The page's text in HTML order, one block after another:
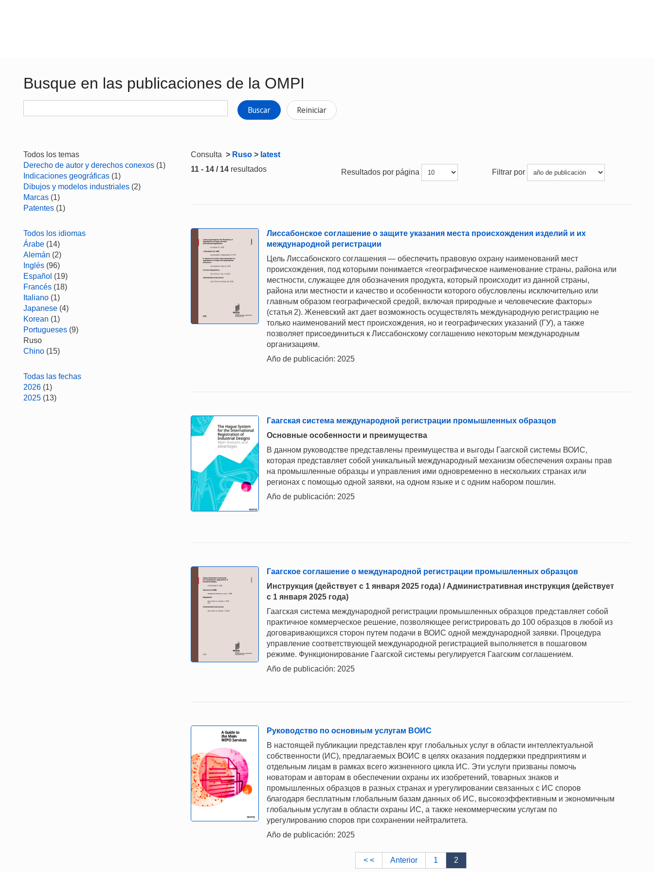
Busque en las publicaciones de la OMPI
Buscar Reiniciar
Todos los temas
Derecho de autor y derechos conexos (1)
Indicaciones geográficas (1)
Dibujos y modelos industriales (2)
Marcas (1)
Patentes (1)
Todos los idiomas
Árabe (14)
Alemán (2)
Inglés (96)
Español (19)
Francés (18)
Italiano (1)
Japanese (4)
Korean (1)
Portugueses (9)
Ruso
Chino (15)
Todas las fechas
2026 (1)
2025 (13)
Consulta > Ruso > latest
11 - 14 / 14 resultados Resultados por página Filtrar por
Лиссабонское соглашение о защите указания места происхождения изделий и их
международной регистрации
Цель Лиссабонского соглашения — обеспечить правовую охрану наименований мест
происхождения, под которыми понимается «географическое наименование страны, района или
местности, служащее для обозначения продукта, который происходит из данной страны,
района или местности и качество и особенности которого обусловлены исключительно или
главным образом географической средой, включая природные и человеческие факторы»
(статья 2). Женевский акт дает возможность осуществлять международную регистрацию не
только наименований мест происхождения, но и географических указаний (ГУ), а также
позволяет присоединиться к Лиссабонскому соглашению некоторым международным
организациям.
Año de publicación: 2025
Гаагская система международной регистрации промышленных образцов
Основные особенности и преимущества
В данном руководстве представлены преимущества и выгоды Гаагской системы ВОИС,
которая представляет собой уникальный международный механизм обеспечения охраны прав
на промышленные образцы и управления ими одновременно в нескольких странах или
регионах с помощью одной заявки, на одном языке и с одним набором пошлин.
Año de publicación: 2025
Гаагское соглашение о международной регистрации промышленных образцов
Инструкция (действует с 1 января 2025 года) / Административная инструкция (действует
с 1 января 2025 года)
Гаагская система международной регистрации промышленных образцов представляет собой
практичное коммерческое решение, позволяющее регистрировать до 100 образцов в любой из
договаривающихся сторон путем подачи в ВОИС одной международной заявки. Процедура
управление соответствующей международной регистрацией выполняется в пошаговом
режиме. Функционирование Гаагской системы регулируется Гаагским соглашением.
Año de publicación: 2025
Руководство по основным услугам ВОИС
В настоящей публикации представлен круг глобальных услуг в области интеллектуальной
собственности (ИС), предлагаемых ВОИС в целях оказания поддержки предприятиям и
отдельным лицам в рамках всего жизненного цикла ИС. Эти услуги призваны помочь
новаторам и авторам в обеспечении охраны их изобретений, товарных знаков и
промышленных образцов в разных странах и урегулировании связанных с ИС споров
благодаря бесплатным глобальным базам данных об ИС, высокоэффективным и экономичным
глобальным услугам в области охраны ИС, а также некоммерческим услугам по
урегулированию споров при сохранении нейтралитета.
Año de publicación: 2025
< < Anterior 1 2